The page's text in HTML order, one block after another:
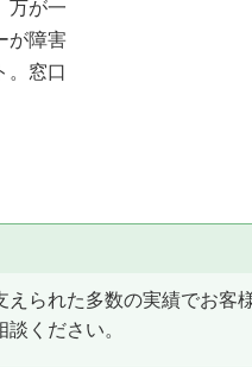
万が一
が障害
。窓口
られた多数の実績でお客
ください。